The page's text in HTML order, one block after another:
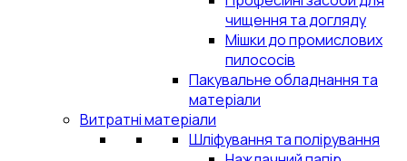
чищення та догляду
Мішки до промислових
пилососів
Пакувальне обладнання та
матеріали
Витратні матеріали
Шліфування та полірування